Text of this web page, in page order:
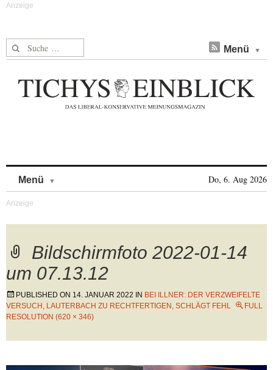
Suche nach: Menü
Menü Do, 6. Aug 2026
Bildschirmfoto 2022-01-14
um 07.13.12
PUBLISHED ON 14. JANUAR 2022 IN BEI ILLNER: DER VERZWEIFELTE
VERSUCH, LAUTERBACH ZU RECHTFERTIGEN, SCHLÄGT FEHL
FULL
RESOLUTION (620 × 346)